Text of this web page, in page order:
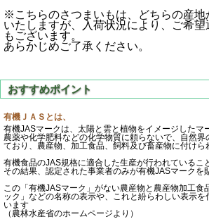
※こちらのさつまいもは、どちらの産地
いたしますが、入荷状況により、ご希
もございます。
あらかじめご了承ください。
有機ＪＡＳとは、
有機JASマークは、太陽と雲と植物をイメージしたマ
農薬や化学肥料などの化学物質に頼らないで、自然
ており、農産物、加工食品、飼料及び畜産物に付けら
有機食品のJAS規格に適合した生産が行われているこ
その結果、認定された事業者のみが有機JASマークを
この「有機JASマーク」がない農産物と農産物加工食
ック」などの名称の表示や、これと紛らわしい表示
います
（農林水産省のホームページより）